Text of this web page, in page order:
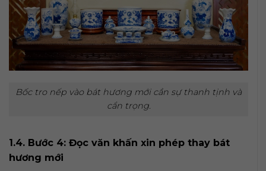
Bốc tro nếp vào bát hương mới cần sự thanh tịnh và
cẩn trọng.
1.4. Bước 4: Đọc văn khấn xin phép thay bát
hương mới